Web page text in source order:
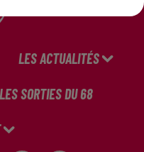
LES ACTUALITÉS
LES SORTIES DU 68